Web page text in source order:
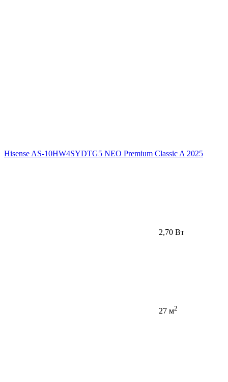
Hisense AS-10HW4SYDTG5 NEO Premium Classic A 2025
2,70 Вт
27 м2